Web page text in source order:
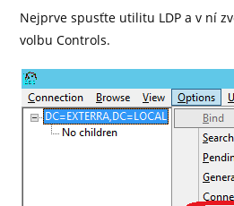
Nejprve spusťte utilitu LDP a v ní
volbu Controls.